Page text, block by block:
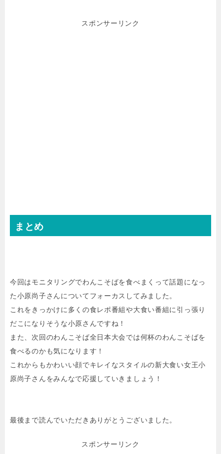
スポンサーリンク
まとめ
今回はモニタリングでわんこそばを食べまくって話題になっ
た小原尚子さんについてフォーカスしてみました。
これをきっかけに多くの食レポ番組や大食い番組に引っ張り
だこになりそうな小原さんですね！
また、次回のわんこそば全日本大会では何杯のわんこそばを
食べるのかも気になります！
これからもかわいい顔でキレイなスタイルの新大食い女王小
原尚子さんをみんなで応援していきましょう！
最後まで読んでいただきありがとうございました。
スポンサーリンク